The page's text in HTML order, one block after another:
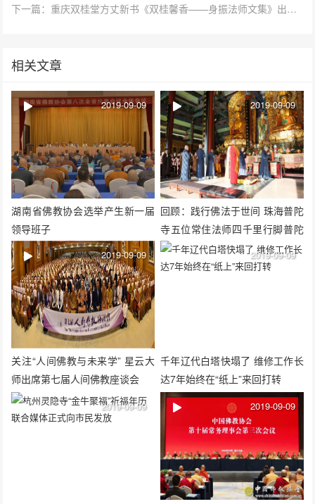
下一篇：重庆双桂堂方丈新书《双桂馨香——身振法师文集》出版发行
相关文章
湖南省佛教协会选举产生新一届
领导班子
2019-09-09
回顾：践行佛法于世间 珠海普陀
寺五位常住法师四千里行脚普陀
山
2019-09-09
关注“人间佛教与未来学” 星云大
师出席第七届人间佛教座谈会
2019-09-09
千年辽代白塔快塌了 维修工作长
达7年始终在“纸上”来回打转
2019-09-09
2019-09-09 2019-09-09